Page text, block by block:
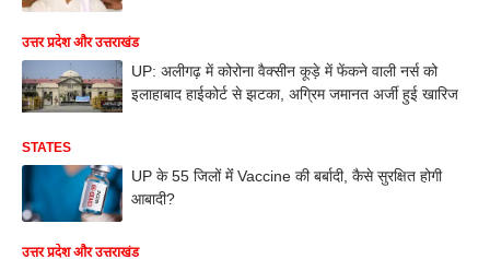
उत्तर प्रदेश और उत्तराखंड
UP: अलीगढ़ में कोरोना वैक्सीन कूड़े में फेंकने वाली नर्स को
इलाहाबाद हाईकोर्ट से झटका, अग्रिम जमानत अर्जी हुई खारिज
STATES
UP के 55 जिलों मेंं Vaccine की बर्बादी, कैसे सुरक्षित होगी
आबादी?
उत्तर प्रदेश और उत्तराखंड